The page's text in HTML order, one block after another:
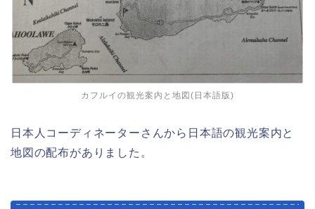
カフルイの観光案内と地図(日本語版)
日本人コーディネーターさんから日本語の観光案内と
地図の配布がありました。